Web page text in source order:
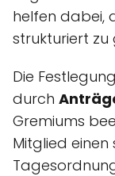
helfen dabei,
strukturiert zu
Die
durch
Gremiums
Mitglied